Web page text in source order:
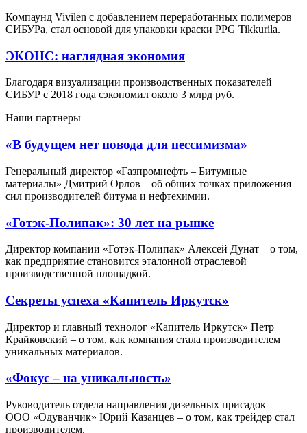
Компаунд Vivilen с добавлением переработанных полимеров
СИБУРа, стал основой для упаковки краски PPG Tikkurila.
ЭКОНС: наглядная экономия
Благодаря визуализации производственных показателей
СИБУР с 2018 года сэкономил около 3 млрд руб.
Наши партнеры
«В будущем нет повода для пессимизма»
Генеральный директор «Газпромнефть – Битумные
материалы» Дмитрий Орлов – об общих точках приложения
сил производителей битума и нефтехимии.
«Готэк-Полипак»: 30 лет на рынке
Директор компании «Готэк-Полипак» Алексей Дунат – о том,
как предприятие становится эталонной отраслевой
производственной площадкой.
Секреты успеха «Капитель Иркутск»
Директор и главный технолог «Капитель Иркутск» Петр
Крайковский – о том, как компания стала производителем
уникальных материалов.
«Фокус – на уникальность»
Руководитель отдела направления дизельных присадок
ООО «Одуванчик» Юрий Казанцев – о том, как трейдер стал
производителем.